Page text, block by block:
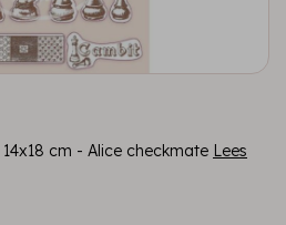
cm - Alice checkmate Lees